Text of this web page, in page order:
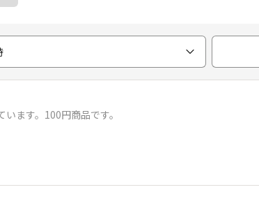
ます。100円商品です。